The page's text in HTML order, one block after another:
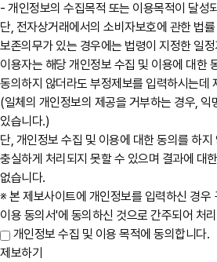
- 개인정보의 수집목적 또는 이용목적이 달성
단, 전자상거래에서의 소비자보호에 관한 법
보존의무가 있는 경우에는 법령이 지정한 일
이용자는 해당 개인정보 수집 및 이용에 대한
동의하지 않더라도 부정제보를 입력하시는데
(일체의 개인정보의 제공을 거부하는 경우, 익
있습니다.)
단, 개인정보 수집 및 이용에 대한 동의를 하지
충실하게 처리되지 못할 수 있으며 결과에 대
없습니다.
※ 본 제보사이트에 개인정보를 입력하신 경우
이용 동의서'에 동의하신 것으로 간주되어 처
개인정보 수집 및 이용 목적에 동의합니다.
제보하기